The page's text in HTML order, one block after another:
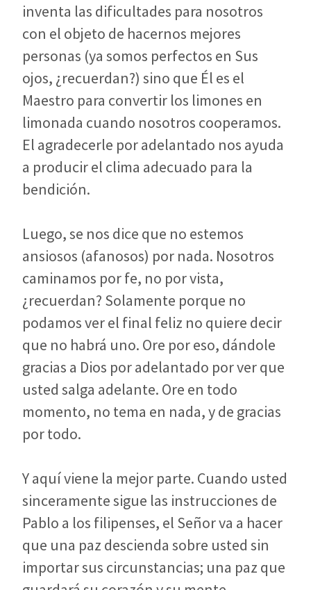
inventa las dificultades para nosotros
con el objeto de hacernos mejores
personas (ya somos perfectos en Sus
ojos, ¿recuerdan?) sino que Él es el
Maestro para convertir los limones en
limonada cuando nosotros cooperamos.
El agradecerle por adelantado nos ayuda
a producir el clima adecuado para la
bendición.
Luego, se nos dice que no estemos
ansiosos (afanosos) por nada. Nosotros
caminamos por fe, no por vista,
¿recuerdan? Solamente porque no
podamos ver el final feliz no quiere decir
que no habrá uno. Ore por eso, dándole
gracias a Dios por adelantado por ver que
usted salga adelante. Ore en todo
momento, no tema en nada, y de gracias
por todo.
Y aquí viene la mejor parte. Cuando usted
sinceramente sigue las instrucciones de
Pablo a los filipenses, el Señor va a hacer
que una paz descienda sobre usted sin
importar sus circunstancias; una paz que